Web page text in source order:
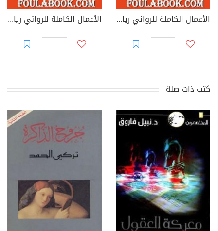
الأعمال الكاملة للروائي رياض القاضي - الجزء الثاني الأعمال الكاملة للروائي رياض القاضي - الجزء الأول
كتب ذات صلة